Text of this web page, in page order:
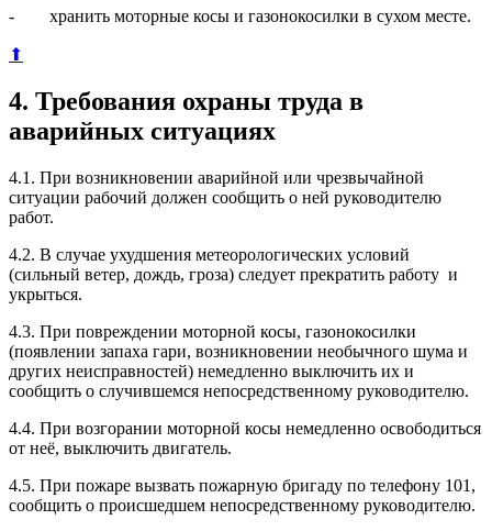
- хранить моторные косы и газонокосилки в сухом месте.
⬆
4. Требования охраны труда в
аварийных ситуациях
4.1. При возникновении аварийной или чрезвычайной
ситуации рабочий должен сообщить о ней руководителю
работ.
4.2. В случае ухудшения метеорологических условий
(сильный ветер, дождь, гроза) следует прекратить работу и
укрыться.
4.3. При повреждении моторной косы, газонокосилки
(появлении запаха гари, возникновении необычного шума и
других неисправностей) немедленно выключить их и
сообщить о случившемся непосредственному руководителю.
4.4. При возгорании моторной косы немедленно освободиться
от неё, выключить двигатель.
4.5. При пожаре вызвать пожарную бригаду по телефону 101,
сообщить о происшедшем непосредственному руководителю.